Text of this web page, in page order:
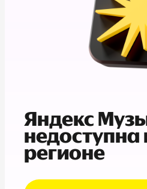
Яндекс
регионе